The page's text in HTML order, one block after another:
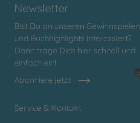
Newsletter
Bist Du an unseren Gewinnspielen
und Buchhighlights interessiert?
Dann trage Dich hier schnell und
einfach ein!
Abonniere jetzt
Service & Kontakt